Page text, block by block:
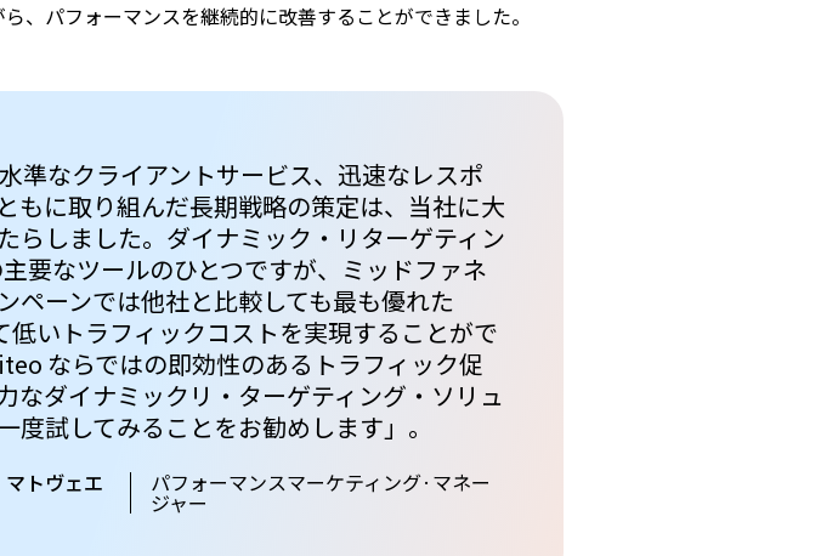
、パフォーマンスを継続的に改善することができました。
準なクライアントサービス、迅速なレスポ
もに取り組んだ長期戦略の策定は、当社に大
らしました。ダイナミック・リターゲティン
要なツールのひとつですが、ミッドファネ
ペーンでは他社と比較しても最も優れた
低いトラフィックコストを実現することがで
ならではの即効性のあるトラフィック促
なダイナミックリ・ターゲティング・ソリュ
度試してみることをお勧めします」。
トヴェエ パフォーマンスマーケティング·マネー
ジャー